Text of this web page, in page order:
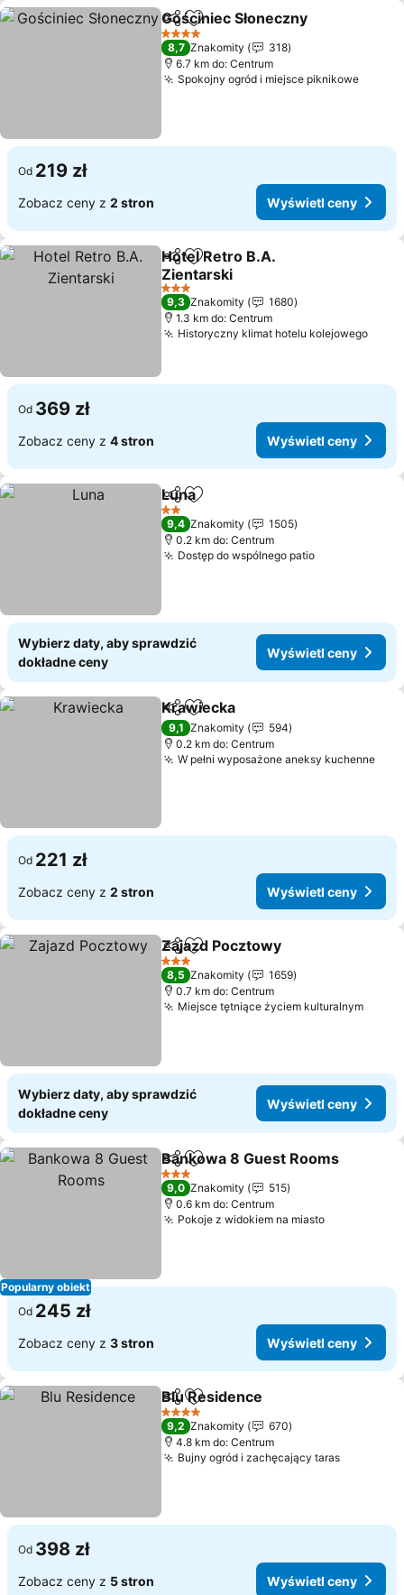
Udostępnij
Dodaj do ulubionych
Gościniec Słoneczny
4 Kategoria
8,7 Znakomity
318
6.7 km do: Centrum
Spokojny ogród i miejsce piknikowe
Od 219 zł
Zobacz ceny z 2 stron Wyświetl ceny
Udostępnij
Dodaj do ulubionych
Hotel Retro B.A.
Zientarski
Wyświetl ceny
3 Kategoria
9,3 Znakomity
1680
1.3 km do: Centrum
Historyczny klimat hotelu kolejowego
Od 369 zł
Zobacz ceny z 4 stron Wyświetl ceny
UdostępnijDodaj do ulubionych
Luna
2 Kategoria
9,4 Znakomity
1505
0.2 km do: Centrum
Dostęp do wspólnego patioWyświetl
Wybierz daty, aby sprawdzić
dokładne ceny
Wyświetl ceny
Udostępnij
Dodaj do ulubionych
Krawiecka
9,1 Znakomity
594
0.2 km do: Centrum
W pełni wyposażone aneksy kuchenne
Od 221 zł
Zobacz ceny z 2 stron Wyświetl ceny
Udostępnij
Dodaj do ulubionych
Zajazd Pocztowy
3 Kategoria
8,5 Znakomity
1659
0.7 km do: Centrum
Miejsce tętniące życiem kulturalnym
Wybierz daty, aby sprawdzić
dokładne ceny
Wyświetl ceny
Popularny obiekt
UdostępnijDodaj do ulubionych
Bankowa 8 Guest Rooms
3 Kategoria
9,0 Znakomity
515
0.6 km do: Centrum
Pokoje z widokiem na miastoWyświetl
Od 245 zł
Zobacz ceny z 3 stron Wyświetl ceny
Udostępnij
Dodaj do ulubionych
Blu Residence
4 Kategoria
9,2 Znakomity
670
4.8 km do: Centrum
Bujny ogród i zachęcający taras
Od 398 zł
Zobacz ceny z 5 stron Wyświetl ceny